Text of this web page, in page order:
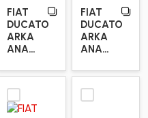
FIAT
DUCATO
ARKA
ANA
80MM
BURÇLU
FIAT
DUCATO
ARKA
ANA
80MM
BURÇSUZ